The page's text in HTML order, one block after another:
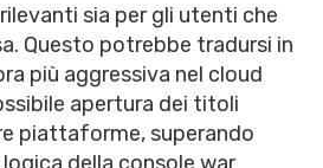
sia per gli utenti che
Questo potrebbe tradursi in
più aggressiva nel cloud
apertura dei titoli
piattaforme, superando